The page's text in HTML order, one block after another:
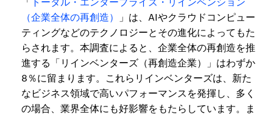
（企業全体の再創造）
」は、AIやクラウドコンピュー
ティングなどのテクノロジーとその進化によってもた
らされます。本調査によると、企業全体の再創造を推
進する「リインベンターズ（再創造企業）」はわずか
8％に留まります。これらリインベンターズは、新た
なビジネス領域で高いパフォーマンスを発揮し、多く
の場合、業界全体にも好影響をもたらしています。ま